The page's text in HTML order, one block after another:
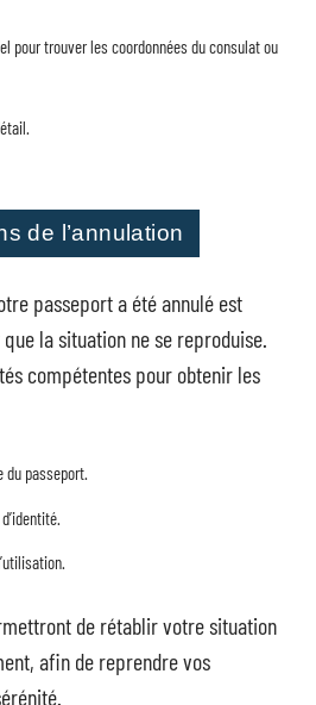
pour trouver les coordonnées du consulat ou
de l’annulation
passeport a été annulé est
la situation ne se reproduise.
compétentes pour obtenir les
du passeport.
de rétablir votre situation
afin de reprendre vos